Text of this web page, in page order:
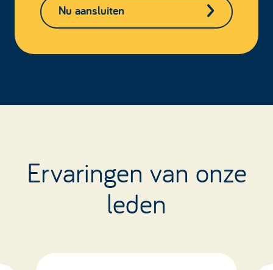
Nu aansluiten
Ervaringen van onze
leden